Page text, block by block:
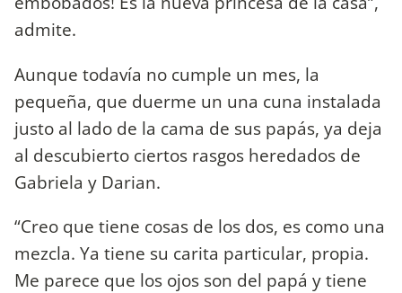
admite.
Aunque todavía no cumple un mes, la
pequeña, que duerme un una cuna instalada
justo al lado de la cama de sus papás, ya deja
al descubierto ciertos rasgos heredados de
Gabriela y Darian.
“Creo que tiene cosas de los dos, es como una
mezcla. Ya tiene su carita particular, propia.
Me parece que los ojos son del papá y tiene